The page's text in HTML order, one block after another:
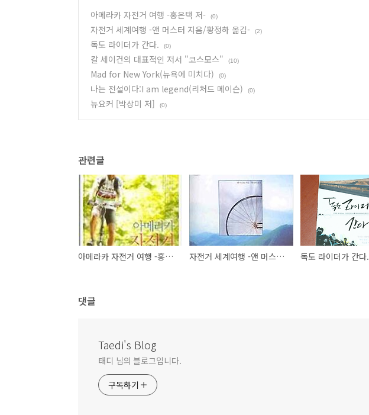
아메라카 자전거 여행 -홍은택 저-
(0)
자전거 세계여행 -앤 머스터 지음/황정하 옮김- (2)
독도 라이더가 간다. (0)
칼 세이건의 대표적인 저서 "코스모스" (10)
Mad for New York(뉴욕에 미치다) (0)
나는 전설이다:I am legend(리처드 메이슨) (0)
뉴요커 [박상미 저] (0)
관련글
아메라카 자전거 여행 -홍은택 저- 자전거 세계여행 -앤 머스터 지음/황정하 옮김- 독도 라이더가 간다.
댓글
Taedi's Blog
태디 님의 블로그입니다.
구독하기